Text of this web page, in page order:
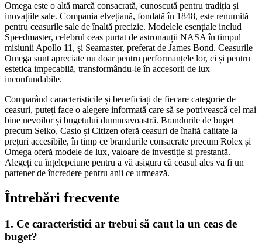
Omega este o altă marcă consacrată, cunoscută pentru tradiția și
inovațiile sale. Compania elvețiană, fondată în 1848, este renumită
pentru ceasurile sale de înaltă precizie. Modelele esențiale includ
Speedmaster, celebrul ceas purtat de astronauții NASA în timpul
misiunii Apollo 11, și Seamaster, preferat de James Bond. Ceasurile
Omega sunt apreciate nu doar pentru performanțele lor, ci și pentru
estetica impecabilă, transformându-le în accesorii de lux
inconfundabile.
Comparând caracteristicile și beneficiați de fiecare categorie de
ceasuri, puteți face o alegere informată care să se potrivească cel mai
bine nevoilor și bugetului dumneavoastră. Brandurile de buget
precum Seiko, Casio și Citizen oferă ceasuri de înaltă calitate la
prețuri accesibile, în timp ce brandurile consacrate precum Rolex și
Omega oferă modele de lux, valoare de investiție și prestanță.
Alegeți cu înțelepciune pentru a vă asigura că ceasul ales va fi un
partener de încredere pentru anii ce urmează.
Întrebări frecvente
1. Ce caracteristici ar trebui să caut la un ceas de
buget?